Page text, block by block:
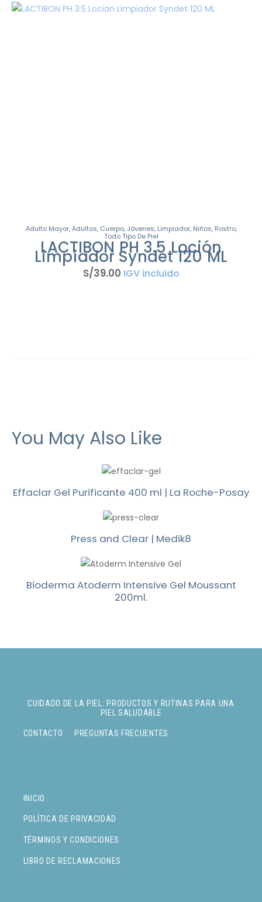
Adulto Mayor,Adultos, Cuerpo, Jóvenes, Limpiador, Niños, Rostro,
Todo Tipo De Piel
LACTIBON PH 3.5 Loción
Limpiador Syndet 120 ML
S/39.00 IGV incluido
You May Also Like
Effaclar Gel Purificante 400 ml | La Roche-Posay
Press and Clear | Medik8
Bioderma Atoderm Intensive Gel Moussant
200ml.
INICIO
POLÍTICA DE PRIVACIDAD
TÉRMINOS Y CONDICIONES
LIBRO DE RECLAMACIONES
CUIDADO DE LA PIEL: PRODUCTOS Y RUTINAS PARA UNA
PIEL SALUDABLE
CONTACTO PREGUNTAS FRECUENTES